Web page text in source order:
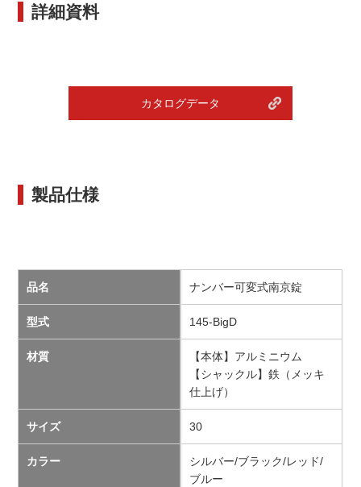
詳細資料
カタログデータ
製品仕様
品名 ナンバー可変式南京錠
型式 145-BigD
材質
【本体】アルミニウム
【シャックル】鉄（メッキ
仕上げ）
サイズ 30
カラー
シルバー/ブラック/レッド/
ブルー